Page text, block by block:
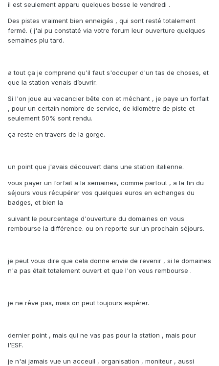
il est seulement apparu quelques bosse le vendredi .
Des pistes vraiment bien enneigés , qui sont resté totalement
fermé. ( j'ai pu constaté via votre forum leur ouverture quelques
semaines plu tard.
a tout ça je comprend qu'il faut s'occuper d'un tas de choses, et
que la station venais d’ouvrir.
Si l'on joue au vacancier bête con et méchant , je paye un forfait
, pour un certain nombre de service, de kilomètre de piste et
seulement 50% sont rendu.
ça reste en travers de la gorge.
un point que j'avais découvert dans une station italienne.
vous payer un forfait a la semaines, comme partout , a la fin du
séjours vous récupérer vos quelques euros en echanges du
badges, et bien la
suivant le pourcentage d'ouverture du domaines on vous
rembourse la différence. ou on reporte sur un prochain séjours.
je peut vous dire que cela donne envie de revenir , si le domaines
n'a pas était totalement ouvert et que l'on vous rembourse .
je ne rêve pas, mais on peut toujours espérer.
dernier point , mais qui ne vas pas pour la station , mais pour
l'ESF.
je n'ai jamais vue un acceuil , organisation , moniteur , aussi